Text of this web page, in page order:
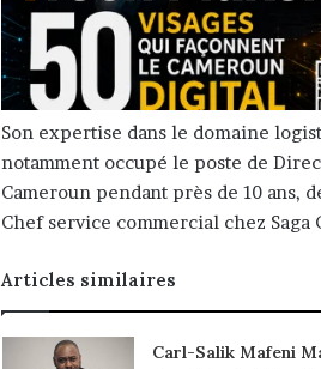
Son expertise dans le domaine
notamment occupé le poste de
Cameroun pendant près de 10 ans,
Chef service commercial chez
Articles similaires
Carl-Salik Mafeni